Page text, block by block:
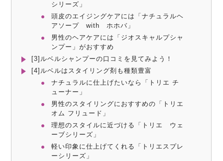
シリーズ」
頭皮のエイジングケアには「ナチュラルヘ
アソープ with ホホバ」
男性のヘアケアには「ジオスキャルプシャ
ンプー」がおすすめ
[3]ルベルシャンプーの口コミを見てみよう！
[4]ルベルはスタイリング剤も種類豊富
ナチュラルに仕上げたいなら「トリエ チ
ューナー」
男性のスタイリングにおすすめの「トリエ
オム フリュード」
理想のスタイルに近づける「トリエ ウェ
ーブシリーズ」
軽い印象に仕上げてくれる「トリエスプレ
ーシリーズ」